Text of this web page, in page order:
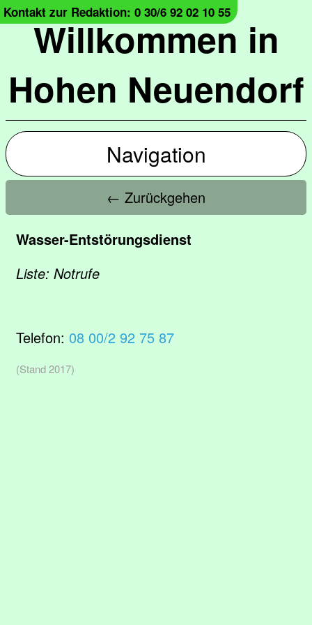
Willkommen in
Hohen Neuendorf
Kontakt zur Redaktion: 0 30/6 92 02 10 55
Navigation
← Zurückgehen
Wasser-Entstörungsdienst
Liste: Notrufe
Telefon: 08 00/2 92 75 87
(Stand 2017)